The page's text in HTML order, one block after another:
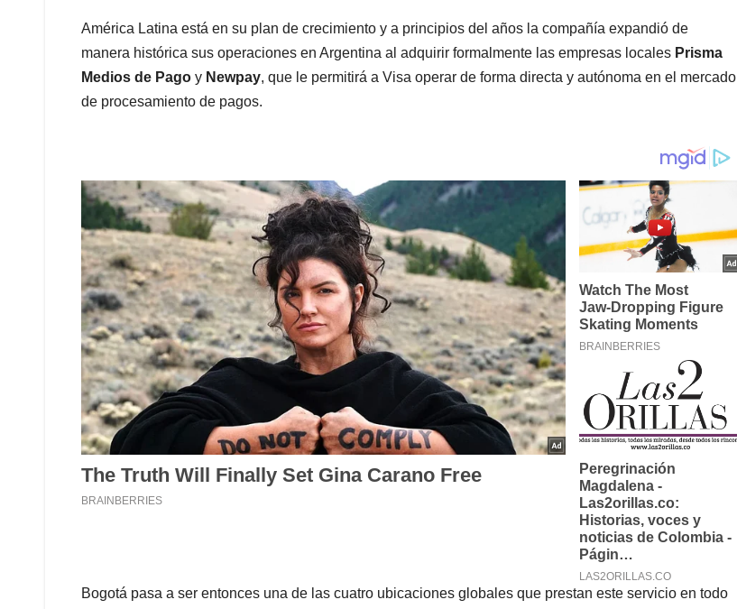
América Latina está en su plan de crecimiento y a principios del años la compañía expandió de
manera histórica sus operaciones en Argentina al adquirir formalmente las empresas locales Prisma
Medios de Pago y Newpay, que le permitirá a Visa operar de forma directa y autónoma en el mercado
de procesamiento de pagos.
Bogotá pasa a ser entonces una de las cuatro ubicaciones globales que prestan este servicio en todo